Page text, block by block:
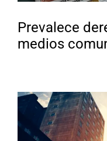
Prevalece
medios